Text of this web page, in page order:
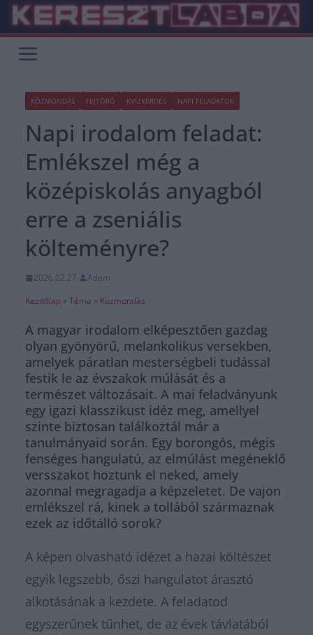
Skip
content
KÖZMONDÁS FEJTÖRŐ KVÍZKÉRDÉS NAPI FELADATOK
Napi irodalom feladat:
Emlékszel még a
középiskolás anyagból
erre a zseniális
költeményre?
2026.02.27.
Adam
Kezdőlap » Téma » Közmondás
A magyar irodalom elképesztően gazdag
olyan gyönyörű, melankolikus versekben,
amelyek páratlan mesterségbeli tudással
festik le az évszakok múlását és a
természet változásait. A mai feladványunk
egy igazi klasszikust idéz meg, amellyel
szinte biztosan találkoztál már a
tanulmányaid során. Egy borongós, mégis
fenséges hangulatú, az elmúlást megéneklő
versszakot hoztunk el neked, amely
azonnal megragadja a képzeletet. De vajon
emlékszel rá, kinek a tollából származnak
ezek az időtálló sorok?
A képen olvasható idézet a hazai költészet
egyik legszebb, őszi hangulatot árasztó
alkotásának a kezdete. A feladatod
egyszerűnek tűnhet, de az évek távlatából